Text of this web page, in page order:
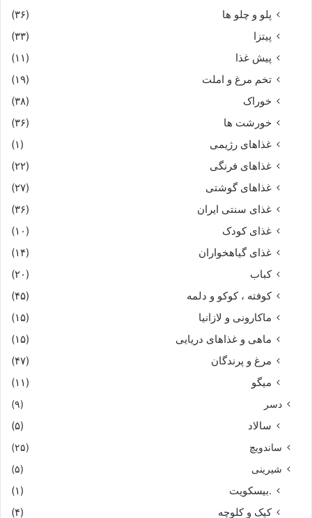
پلو و چلو ها
(۳۶)
پیتزا
(۳۳)
پیش غذا
(۱۱)
تخم مرغ و املت
(۱۹)
خوراک
(۳۸)
خورشت ها
(۳۶)
غذاهای رژیمی
(۱)
غذاهای فرنگی
(۲۲)
غذاهای گوشتی
(۲۷)
غذای سنتی ایران
(۳۶)
غذای کودک
(۱۰)
غذای گیاهخواران
(۱۴)
کباب
(۲۰)
کوفته ، کوکو و دلمه
(۴۵)
ماکارونی و لازانیا
(۱۵)
ماهی و غذاهای دریایی
(۱۵)
مرغ و پرندگان
(۴۷)
میگو
(۱۱)
دسر (۹)
سالاد (۵)
ساندویچ
(۲۵)
شیرینی
(۵)
.بیسکویت
(۱)
کیک و کلوچه
(۴)